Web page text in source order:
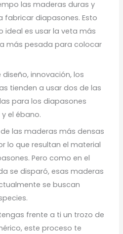
las maderas duras y
fabricar diapasones. Esto
ideal es usar la veta más
más pesada para colocar
innovación, los
tienden a usar dos de las
para los diapasones
el ébano.
las maderas más densas
lo que resultan el material
Pero como en el
se disparó, esas maderas
se buscan
frente a ti un trozo de
este proceso te